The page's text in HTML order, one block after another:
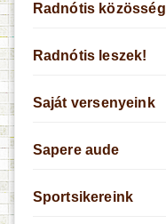
Radnótis közösség
Radnótis leszek!
Saját versenyeink
Sapere aude
Sportsikereink